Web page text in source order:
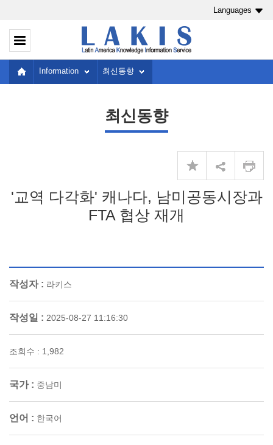
Languages
Information 최신동향
최신동향
'교역 다각화' 캐나다, 남미공동시장과
FTA 협상 재개
작성자 : 라키스
작성일 : 2025-08-27 11:16:30
조회수 : 1,982
국가 : 중남미
언어 : 한국어